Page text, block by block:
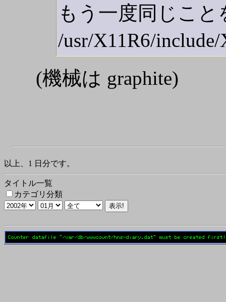
もう一度同じこと
/usr/X11R6/
(機械は graphite)
以上、1 日分です。
タイトル一覧
カテゴリ分類